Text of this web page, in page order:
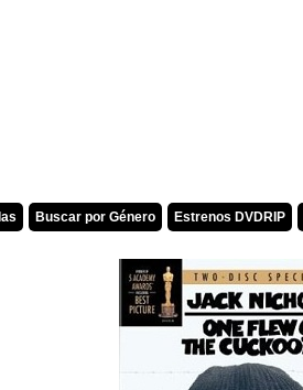
Buscar por Género Estrenos DVDRIP